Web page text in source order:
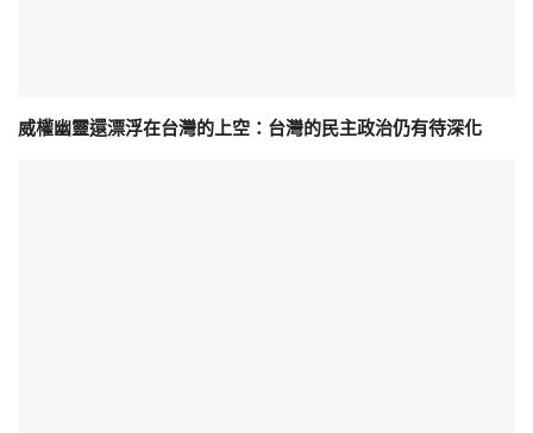
威權幽靈還漂浮在台灣的上空：台灣的民主政治仍有待深化